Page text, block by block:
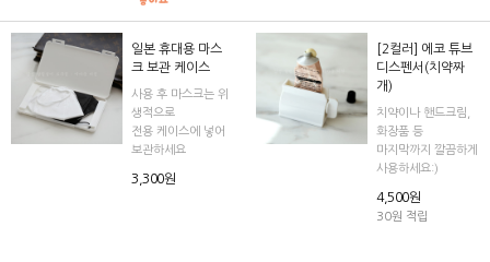
일본 휴대용 마스
크 보관 케이스
사용 후 마스크는 위
생적으로
전용 케이스에 넣어
보관하세요
3,300원
[2컬러] 에코 튜브
디스펜서(치약짜
개)
치약이나 핸드크림,
화장품 등
마지막까지 깔끔하게
사용하세요:)
4,500원
30원 적립